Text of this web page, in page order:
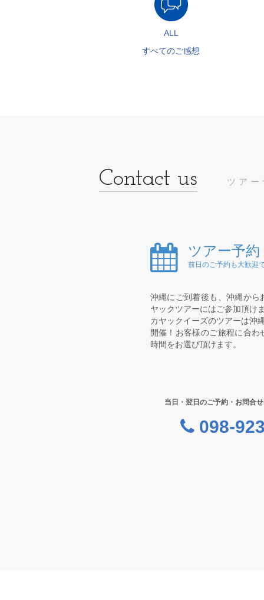
ALL
すべてのご感想
ツア
ツアー予約
前日のご予約も大歓迎
沖縄にご到着後も、沖縄から
ヤックツアーにはご参加頂け
カヤックイーズのツアーは沖
開催！お客様のご旅程に合わ
時間をお選び頂けます。
当日・翌日のご予約・お問合
098-